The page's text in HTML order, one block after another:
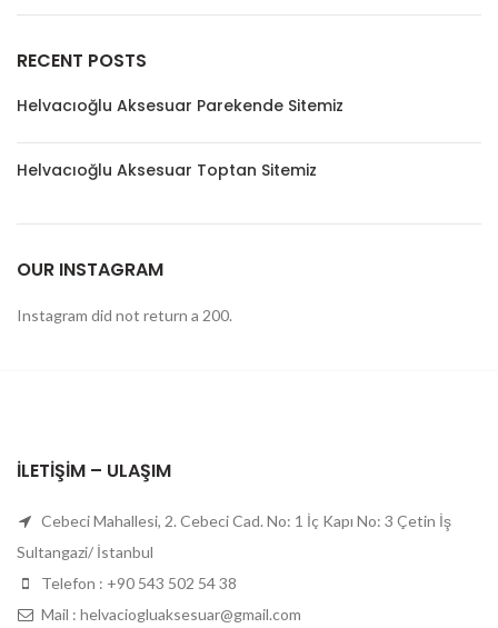
RECENT POSTS
Helvacıoğlu Aksesuar Parekende Sitemiz
Helvacıoğlu Aksesuar Toptan Sitemiz
OUR INSTAGRAM
Instagram did not return a 200.
İLETIŞIM – ULAŞIM
Cebeci Mahallesi, 2. Cebeci Cad. No: 1 İç Kapı No: 3 Çetin İş
Sultangazi/ İstanbul
Telefon : +90 543 502 54 38
Mail : helvaciogluaksesuar@gmail.com